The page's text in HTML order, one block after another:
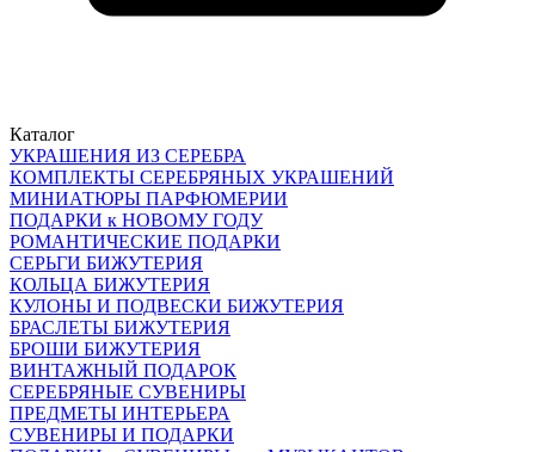
Каталог
УКРАШЕНИЯ ИЗ СЕРЕБРА
КОМПЛЕКТЫ СЕРЕБРЯНЫХ УКРАШЕНИЙ
МИНИАТЮРЫ ПАРФЮМЕРИИ
ПОДАРКИ к НОВОМУ ГОДУ
РОМАНТИЧЕСКИЕ ПОДАРКИ
СЕРЬГИ БИЖУТЕРИЯ
КОЛЬЦА БИЖУТЕРИЯ
КУЛОНЫ И ПОДВЕСКИ БИЖУТЕРИЯ
БРАСЛЕТЫ БИЖУТЕРИЯ
БРОШИ БИЖУТЕРИЯ
ВИНТАЖНЫЙ ПОДАРОК
СЕРЕБРЯНЫЕ СУВЕНИРЫ
ПРЕДМЕТЫ ИНТЕРЬЕРА
СУВЕНИРЫ И ПОДАРКИ